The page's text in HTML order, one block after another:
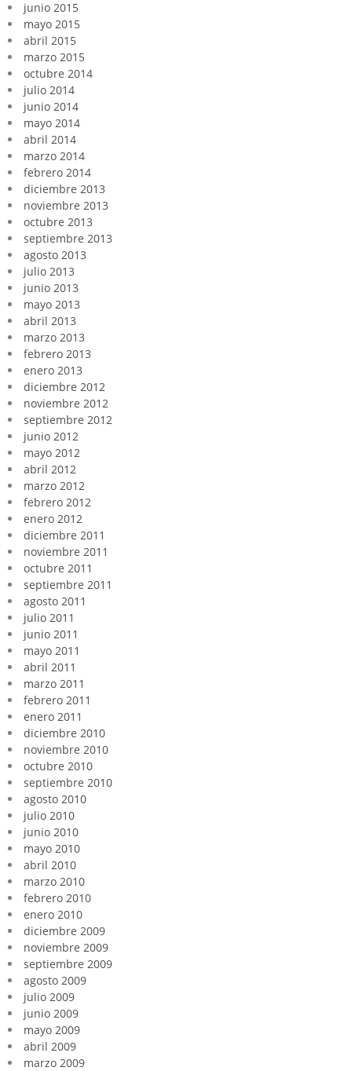
junio 2015
mayo 2015
abril 2015
marzo 2015
octubre 2014
julio 2014
junio 2014
mayo 2014
abril 2014
marzo 2014
febrero 2014
diciembre 2013
noviembre 2013
octubre 2013
septiembre 2013
agosto 2013
julio 2013
junio 2013
mayo 2013
abril 2013
marzo 2013
febrero 2013
enero 2013
diciembre 2012
noviembre 2012
septiembre 2012
junio 2012
mayo 2012
abril 2012
marzo 2012
febrero 2012
enero 2012
diciembre 2011
noviembre 2011
octubre 2011
septiembre 2011
agosto 2011
julio 2011
junio 2011
mayo 2011
abril 2011
marzo 2011
febrero 2011
enero 2011
diciembre 2010
noviembre 2010
octubre 2010
septiembre 2010
agosto 2010
julio 2010
junio 2010
mayo 2010
abril 2010
marzo 2010
febrero 2010
enero 2010
diciembre 2009
noviembre 2009
septiembre 2009
agosto 2009
julio 2009
junio 2009
mayo 2009
abril 2009
marzo 2009